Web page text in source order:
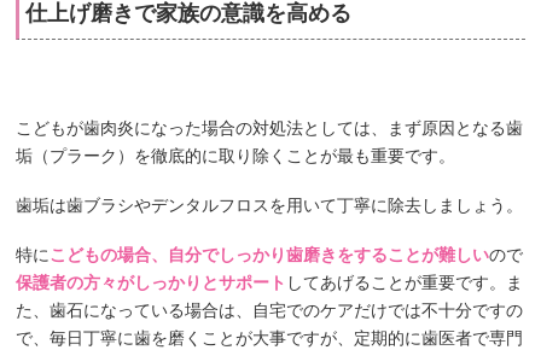
仕上げ磨きで家族の意識を高める
こどもが歯肉炎になった場合の対処法としては、まず原因となる歯
垢（プラーク）を徹底的に取り除くことが最も重要です。
歯垢は歯ブラシやデンタルフロスを用いて丁寧に除去しましょう。
特にこどもの場合、自分でしっかり歯磨きをすることが難しいので
保護者の方々がしっかりとサポート してあげることが重要です。ま
た、歯石になっている場合は、自宅でのケアだけでは不十分ですの
で、毎日丁寧に歯を磨くことが大事ですが、定期的に歯医者で専門